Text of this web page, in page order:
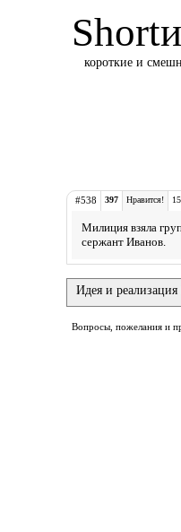
короткие и
#538 397 Нравится!
Милиция взяла
сержант Иванов.
Идея и реализация
Вопросы, пожелания и